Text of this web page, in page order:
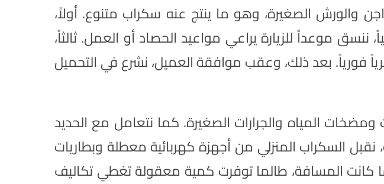
والورش الصغيرة، وهو ما ينتج عنه سكراب متنوع. أولاً،
موعداً للزيارة يراعي مواعيد الحصاد أو العمل. ثالثاً،
فورياً. بعد ذلك، وعقب موافقة العميل، نشرع في التحميل
المياه والجرارات الصغيرة. كما نتعامل مع الحديد
السكراب المنزلي من أجهزة كهربائية معطلة وبطاريات
كانت المسافة، طالما توفرت كمية معقولة تغطي تكاليف